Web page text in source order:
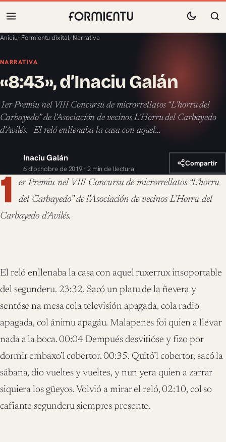
Aniciu/ Formientu dixital/ Narrativa
NARRATIVA
«8:43», d’Inaciu Galán
1er Premiu nel VIII Concursu de microrrellatos “L’horru del
Carbayedo” de l’Asociación de vecinos L’Horru del Carbayedo
d’Avilés. El reló enllenaba la casa con aquel…
Inaciu Galán
6 d'ochobre de 2019 · 2 min de llectura
Compartir
1 er Premiu nel VIII Concursu de microrrellatos “L’horru
del Carbayedo”de l’Asociación de vecinos L’Horru del
Carbayedo d’Avilés.
El reló enllenaba la casa con aquel ruxerrux insoportable
del segunderu. 23:32. Sacó un platu de la ñevera y
sentóse na mesa cola televisión apagada, cola radio
apagada, col ánimu apagáu. Malapenes foi quien a llevar
nada a la boca. 00:04 Dempués desvitióse y fizo por
dormir embaxo’l cobertor. 00:35. Quitó’l cobertor, sacó la
sábana, dio vueltes y vueltes, y nun yera quien a zarrar
siquiera los güeyos. Volvió a mirar el reló, 02:10, col so
cafiante segunderu siempres presente.